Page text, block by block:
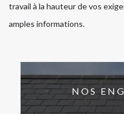
travail à la hauteur de vos
amples informations.
NOS